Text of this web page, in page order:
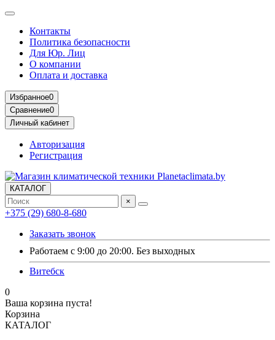
Контакты
Политика безопасности
Для Юр. Лиц
О компании
Оплата и доставка
Избранное0
Сравнение0
Личный кабинет
Авторизация
Регистрация
КАТАЛОГ
×
+375 (29) 680-8-680
Заказать звонок
Работаем с 9:00 до 20:00. Без выходных
Витебск
0
Ваша корзина пуста!
Корзина
КАТАЛОГ